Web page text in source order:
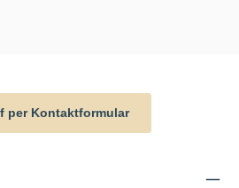
per Kontaktformular